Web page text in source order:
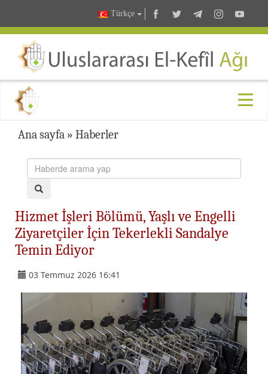
Türkçe
Ana sayfa » Haberler
Hizmet İşleri Bölümü, Yaşlı ve Engelli
Ziyaretçiler İçin Tekerlekli Sandalye
Temin Ediyor
03 Temmuz 2026 16:41